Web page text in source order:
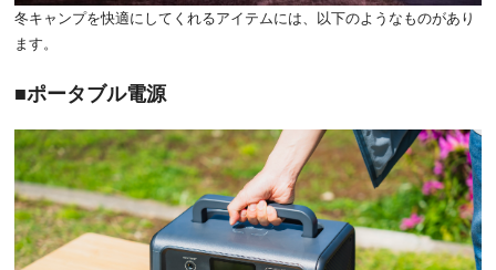
冬キャンプを快適にしてくれるアイテムには、以下のようなものがあり
ます。
ポータブル電源